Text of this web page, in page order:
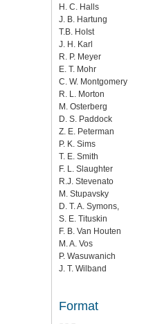
H. C. Halls
J. B. Hartung
T.B. HoIst
J. H. Karl
R. P. Meyer
E. T. Mohr
C. W. Montgomery
R. L. Morton
M. Osterberg
D. S. Paddock
Z. E. Peterman
P. K. Sims
T. E. Smith
F. L. Slaughter
R.J. Stevenato
M. Stupavsky
D. T. A. Symons,
S. E. Tituskin
F. B. Van Houten
M. A. Vos
P. Wasuwanich
J. T. Wilband
Format